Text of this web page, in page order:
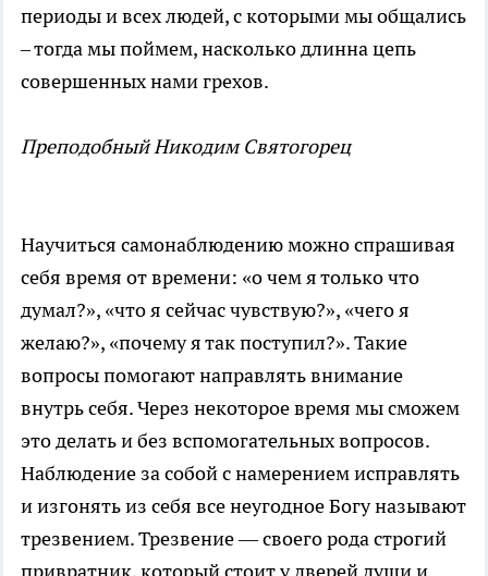
периоды и всех людей, с которыми мы общались
– тогда мы поймем, насколько длинна цепь
совершенных нами грехов.
Преподобный Никодим Святогорец
Научиться самонаблюдению можно спрашивая
себя время от времени: «о чем я только что
думал?», «что я сейчас чувствую?», «чего я
желаю?», «почему я так поступил?». Такие
вопросы помогают направлять внимание
внутрь себя. Через некоторое время мы сможем
это делать и без вспомогательных вопросов.
Наблюдение за собой с намерением исправлять
и изгонять из себя все неугодное Богу называют
трезвением. Трезвение — своего рода строгий